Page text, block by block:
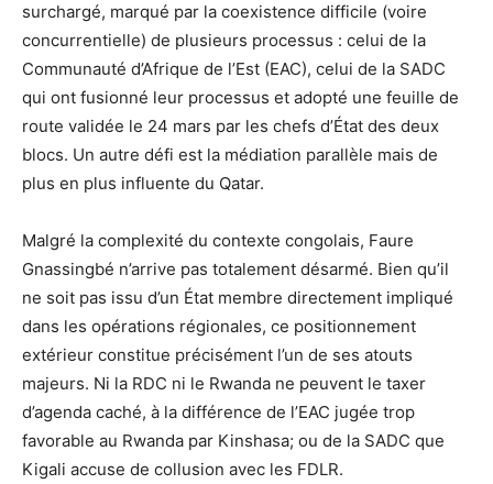
surchargé, marqué par la coexistence difficile (voire
concurrentielle) de plusieurs processus : celui de la
Communauté d’Afrique de l’Est (EAC), celui de la SADC
qui ont fusionné leur processus et adopté une feuille de
route validée le 24 mars par les chefs d’État des deux
blocs. Un autre défi est la médiation parallèle mais de
plus en plus influente du Qatar.
Malgré la complexité du contexte congolais, Faure
Gnassingbé n’arrive pas totalement désarmé. Bien qu’il
ne soit pas issu d’un État membre directement impliqué
dans les opérations régionales, ce positionnement
extérieur constitue précisément l’un de ses atouts
majeurs. Ni la RDC ni le Rwanda ne peuvent le taxer
d’agenda caché, à la différence de l’EAC jugée trop
favorable au Rwanda par Kinshasa; ou de la SADC que
Kigali accuse de collusion avec les FDLR.